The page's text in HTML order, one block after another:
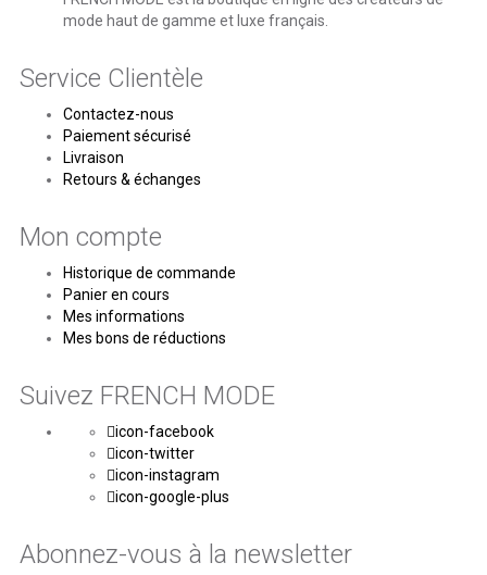
mode haut de gamme et luxe français.
Service Clientèle
Contactez-nous
Paiement sécurisé
Livraison
Retours & échanges
Mon compte
Historique de commande
Panier en cours
Mes informations
Mes bons de réductions
Suivez FRENCH MODE
icon-facebook
icon-twitter
icon-instagram
icon-google-plus
Abonnez-vous à la newsletter